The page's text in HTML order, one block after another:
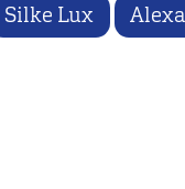
Silke Lux